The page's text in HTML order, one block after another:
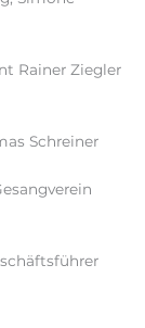
Rainer Ziegler
Schreiner